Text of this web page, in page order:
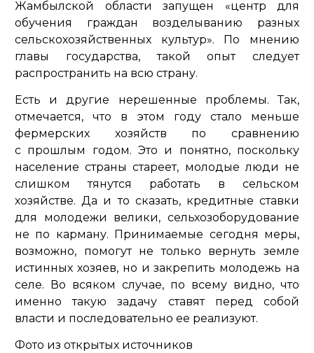
Жамбылской области запущен «центр для
обучения граждан возделыванию разных
сельскохозяйственных культур». По мнению
главы государства, такой опыт следует
распространить на всю страну.
Есть и другие нерешенные проблемы. Так,
отмечается, что в этом году стало меньше
фермерских хозяйств по сравнению
с прошлым годом. Это и понятно, поскольку
население страны стареет, молодые люди не
слишком тянутся работать в сельском
хозяйстве. Да и то сказать, кредитные ставки
для молодежи велики, сельхозоборудование
не по карману. Принимаемые сегодня меры,
возможно, помогут не только вернуть земле
истинных хозяев, но и закрепить молодежь на
селе. Во всяком случае, по всему видно, что
именно такую задачу ставят перед собой
власти и последовательно ее реализуют.
Фото из открытых источников